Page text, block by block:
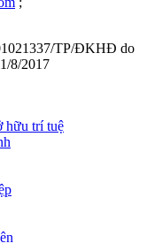
TP/ĐKHĐ do
8/2017
hữu trí tuệ